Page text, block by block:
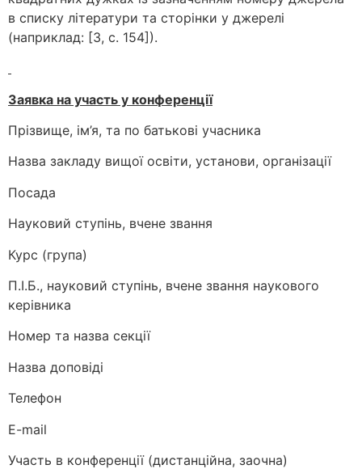
в списку літератури та сторінки у джерелі
(наприклад: [3, с. 154]).
Заявка на участь у конференції
Прізвище, ім’я, та по батькові учасника
Назва закладу вищої освіти, установи, організації
Посада
Науковий ступінь, вчене звання
Курс (група)
П.І.Б., науковий ступінь, вчене звання наукового
керівника
Номер та назва секції
Назва доповіді
Телефон
E-mail
Участь в конференції (дистанційна, заочна)